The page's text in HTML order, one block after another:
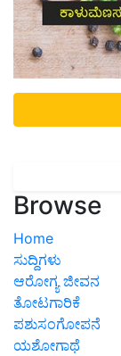
Browse
Home
ಸುದ್ದಿಗಳು
ಆರೋಗ್ಯ ಜೀವನ
ತೋಟಗಾರಿಕೆ
ಪಶುಸಂಗೋಪನೆ
ಯಶೋಗಾಥೆ